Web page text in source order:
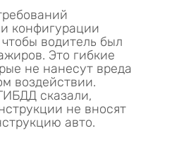
конфигурации
водитель был
Это гибкие
не нанесут вреда
воздействии.
сказали,
не вносят
авто.